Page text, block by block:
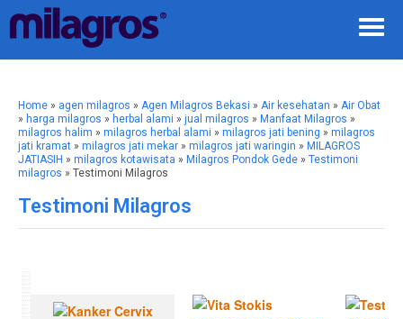
Home » agen milagros » Agen Milagros Bekasi » Air kesehatan » Air Obat
» harga milagros » herbal alami » jual milagros » Manfaat Milagros »
milagros halim » milagros herbal alami » milagros jati bening » milagros
jati kramat » milagros jati mekar » milagros jati waringin » MILAGROS
JATIASIH » milagros kotawisata » Milagros Pondok Gede » Testimoni
milagros » Testimoni Milagros
Testimoni Milagros